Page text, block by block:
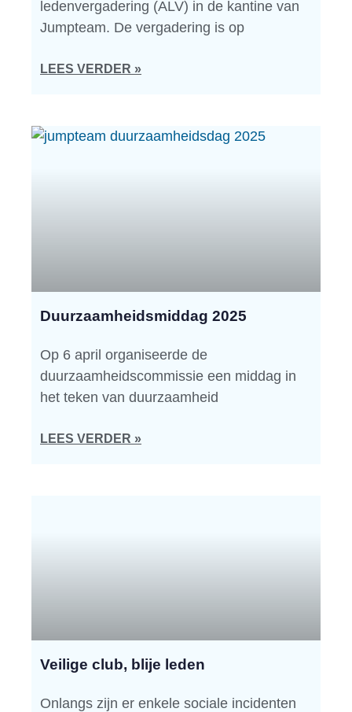
ledenvergadering (ALV) in de kantine van
Jumpteam. De vergadering is op
LEES VERDER »
Duurzaamheidsmiddag 2025
Op 6 april organiseerde de
duurzaamheidscommissie een middag in
het teken van duurzaamheid
LEES VERDER »
Veilige club, blije leden
Onlangs zijn er enkele sociale incidenten